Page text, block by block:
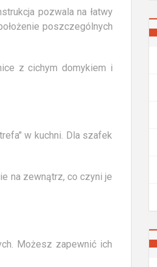
pozwala na łatwy
poszczególnych
z cichym domykiem i
w kuchni. Dla szafek
na zewnątrz, co czyni je
Możesz zapewnić ich